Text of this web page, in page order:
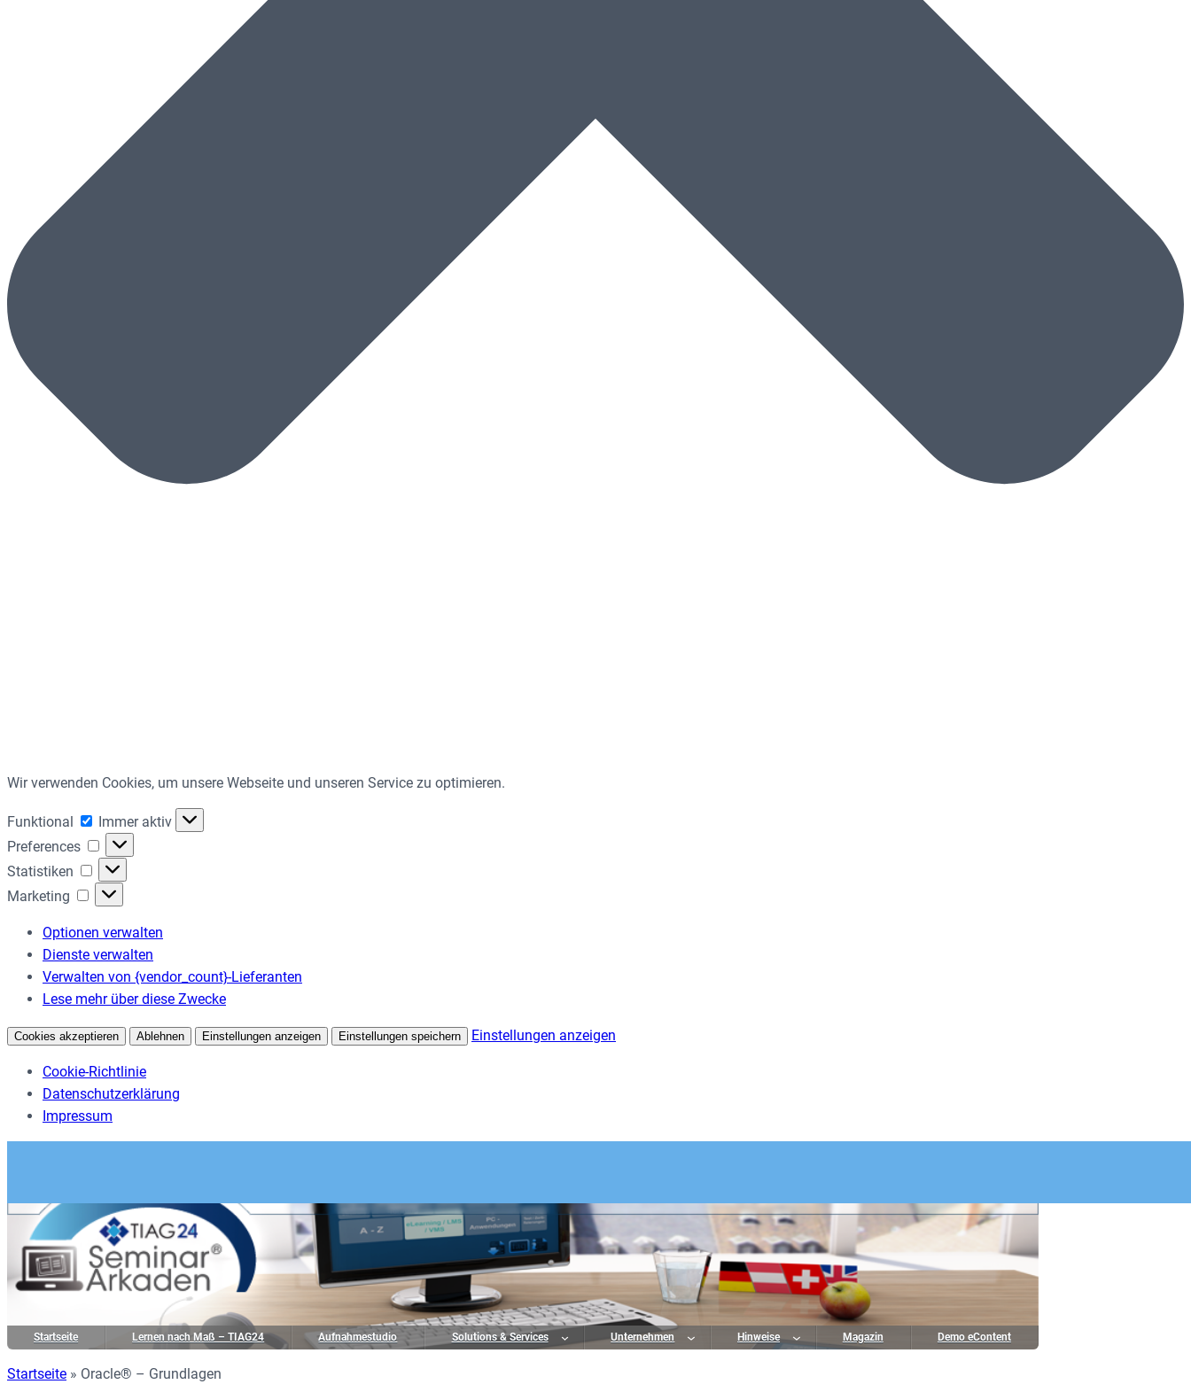
Wir verwenden Cookies, um unsere Webseite und unseren Service zu optimieren.
Funktional Funktional
Immer aktiv
Preferences
Preferences
Statistiken
Statistiken
Marketing
Marketing
Optionen verwalten
Dienste verwalten
Verwalten von {vendor_count}-Lieferanten
Lese mehr über diese Zwecke
Cookies akzeptieren Ablehnen Einstellungen anzeigen Einstellungen speichern Einstellungen anzeigen
Cookie-Richtlinie
Datenschutzerklärung
Impressum
Startseite Lernen nach Maß – TIAG24 Aufnahmestudio Solutions & Services Unternehmen Hinweise Magazin Demo eContent
Startseite » Oracle® – Grundlagen